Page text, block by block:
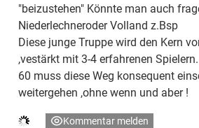
"beizustehen" Könnte man auch
Niederlechneroder Volland z.Bsp
Diese junge Truppe wird den Kern
,vestärkt mit 3-4 erfahrenen Spielern.
60 muss diese Weg konsequent
weitergehen ,ohne wenn und aber !
Kommentar melden